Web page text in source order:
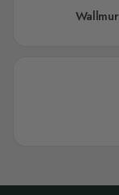
Wallmur